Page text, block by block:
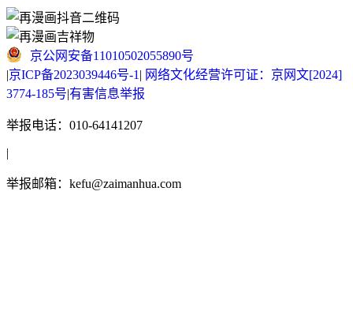
京公网安备11010502055890号
|京ICP备2023039446号-1 | 网络文化经营许可证：京网文[2024]
3774-185号|有害信息举报
举报电话：010-64141207
|
举报邮箱：kefu@zaimanhua.com